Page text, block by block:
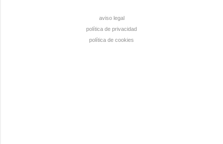
aviso legal
política de privacidad
política de cookies